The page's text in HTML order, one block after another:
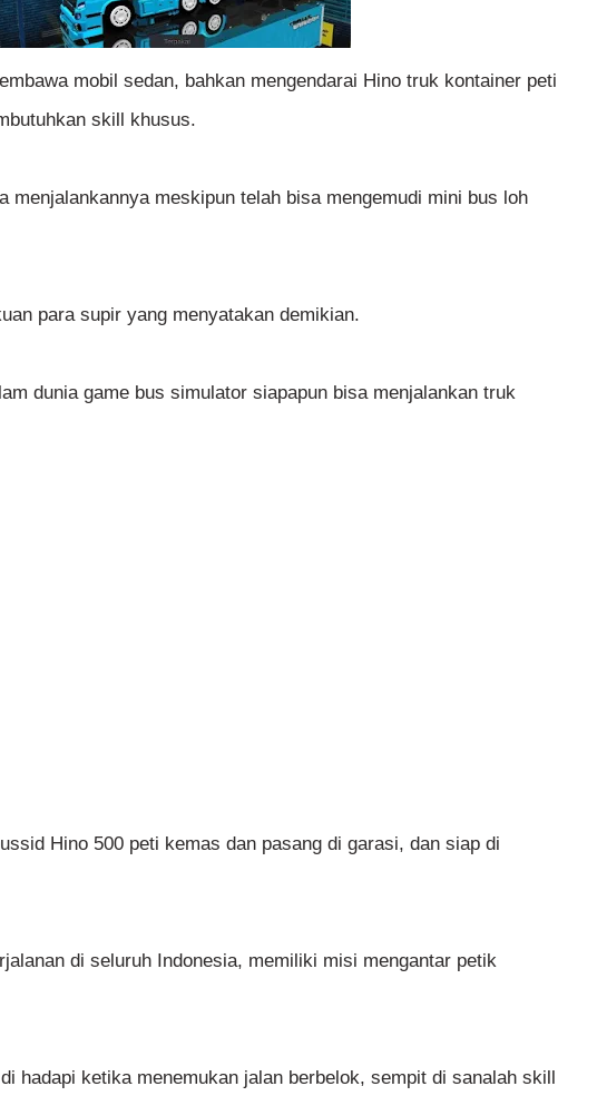
mobil sedan, bahkan mengendarai Hino truk kontainer peti
skill khusus.
menjalankannya meskipun telah bisa mengemudi mini bus loh
para supir yang menyatakan demikian.
dunia game bus simulator siapapun bisa menjalankan truk
Hino 500 peti kemas dan pasang di garasi, dan siap di
di seluruh Indonesia, memiliki misi mengantar petik
hadapi ketika menemukan jalan berbelok, sempit di sanalah skill